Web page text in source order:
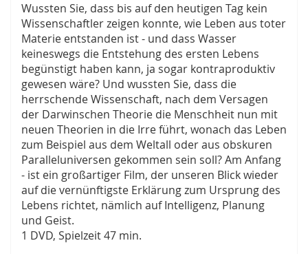
Wussten Sie, dass bis auf den heutigen Tag kein
Wissenschaftler zeigen konnte, wie Leben aus toter
Materie entstanden ist - und dass Wasser
keineswegs die Entstehung des ersten Lebens
begünstigt haben kann, ja sogar kontraproduktiv
gewesen wäre? Und wussten Sie, dass die
herrschende Wissenschaft, nach dem Versagen
der Darwinschen Theorie die Menschheit nun mit
neuen Theorien in die Irre führt, wonach das Leben
zum Beispiel aus dem Weltall oder aus obskuren
Paralleluniversen gekommen sein soll? Am Anfang
- ist ein großartiger Film, der unseren Blick wieder
auf die vernünftigste Erklärung zum Ursprung des
Lebens richtet, nämlich auf Intelligenz, Planung
und Geist.
1 DVD, Spielzeit 47 min.